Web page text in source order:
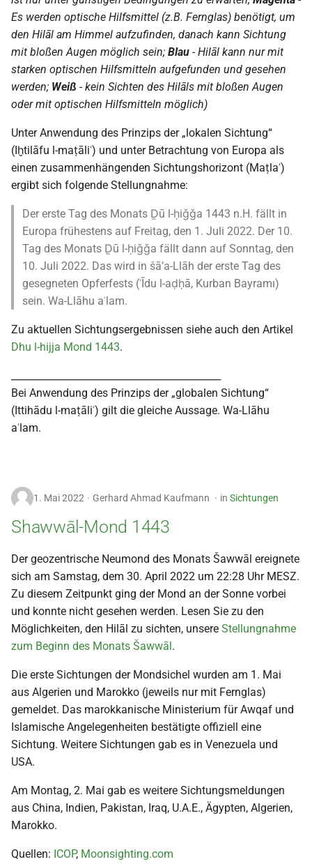
Es werden optische Hilfsmittel (z.B. Fernglas) benötigt, um
den Hilāl am Himmel aufzufinden, danach kann Sichtung
mit bloßen Augen möglich sein; Blau - Hilāl kann nur mit
starken optischen Hilfsmitteln aufgefunden und gesehen
werden; Weiß - kein Sichten des Hilāls mit bloßen Augen
oder mit optischen Hilfsmitteln möglich)
Unter Anwendung des Prinzips der „lokalen Sichtung“
(Iḫtilāfu l-maṭāliʿ) und unter Betrachtung von Europa als
einen zusammenhängenden Sichtungshorizont (Maṭlaʿ)
ergibt sich folgende Stellungnahme:
Der erste Tag des Monats Ḏū l-ḥiǧǧa 1443 n.H. fällt in
Europa frühestens auf Freitag, den 1. Juli 2022. Der 10.
Tag des Monats Ḏū l-ḥiǧǧa fällt dann auf Sonntag, den
10. Juli 2022. Das wird in šā’a-Llāh der erste Tag des
gesegneten Opferfests (ʿĪdu l-aḍḥā, Kurban Bayramı)
sein. Wa-Llāhu aʿlam.
Zu aktuellen Sichtungsergebnissen siehe auch den Artikel
Dhu l-hijja Mond 1443.
Bei Anwendung des Prinzips der „globalen Sichtung“
(Ittihādu l-maṭāliʿ) gilt die gleiche Aussage. Wa-Llāhu
aʿlam.
1. Mai 2022 Gerhard Ahmad Kaufmann in Sichtungen
Shawwāl-Mond 1443
Der geozentrische Neumond des Monats Šawwāl ereignete
sich am Samstag, dem 30. April 2022 um 22:28 Uhr MESZ.
Zu diesem Zeitpunkt ging der Mond an der Sonne vorbei
und konnte nicht gesehen werden. Lesen Sie zu den
Möglichkeiten, den Hilāl zu sichten, unsere Stellungnahme
zum Beginn des Monats Šawwāl.
Die erste Sichtungen der Mondsichel wurden am 1. Mai
aus Algerien und Marokko (jeweils nur mit Fernglas)
gemeldet. Das marokkanische Ministerium für Awqaf und
Islamische Angelegenheiten bestätigte offiziell eine
Sichtung. Weitere Sichtungen gab es in Venezuela und
USA.
Am Montag, 2. Mai gab es weitere Sichtungsmeldungen
aus China, Indien, Pakistan, Iraq, U.A.E., Ägypten, Algerien,
Marokko.
Quellen: ICOP, Moonsighting.com